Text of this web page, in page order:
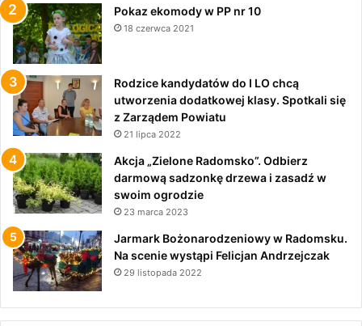
Pokaz ekomody w PP nr 10
18 czerwca 2021
Rodzice kandydatów do I LO chcą
utworzenia dodatkowej klasy. Spotkali się
z Zarządem Powiatu
21 lipca 2022
Akcja „Zielone Radomsko”. Odbierz
darmową sadzonkę drzewa i zasadź w
swoim ogrodzie
23 marca 2023
Jarmark Bożonarodzeniowy w Radomsku.
Na scenie wystąpi Felicjan Andrzejczak
29 listopada 2022